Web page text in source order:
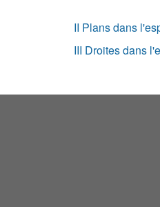
II Plans dans
III Droites dans